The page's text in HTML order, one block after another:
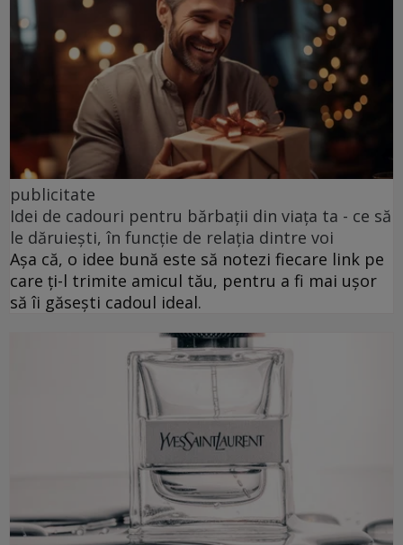
publicitate
Idei de cadouri pentru bărbații din viața ta - ce să
le dăruiești, în funcție de relația dintre voi
Așa că, o idee bună este să notezi fiecare link pe
care ți-l trimite amicul tău, pentru a fi mai ușor
să îi găsești cadoul ideal.